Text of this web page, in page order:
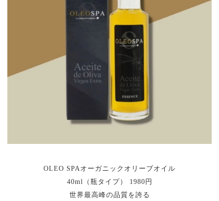
OLEO SPAオーガニックオリーブオイル
40ml（瓶タイプ） 1980円
世界最高峰の品質を誇る